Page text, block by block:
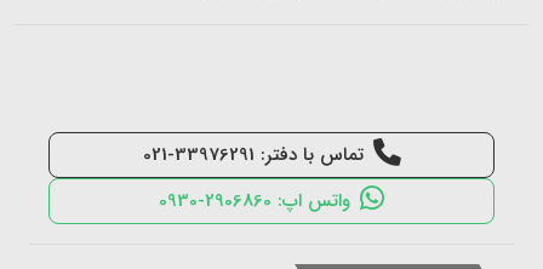
تماس با دفتر: 33976291-021
واتس اپ: 2906860-0930